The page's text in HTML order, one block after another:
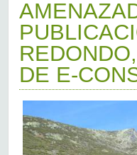
DE E-